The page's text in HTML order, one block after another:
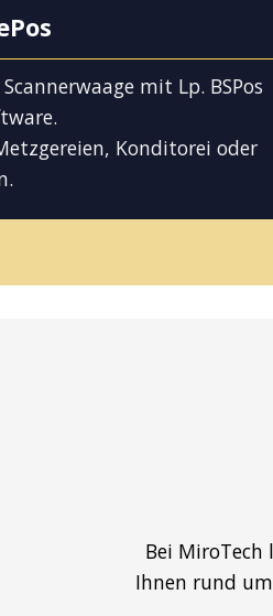
mit Lp. BSPos
Konditorei oder
Bei
Ihnen rund